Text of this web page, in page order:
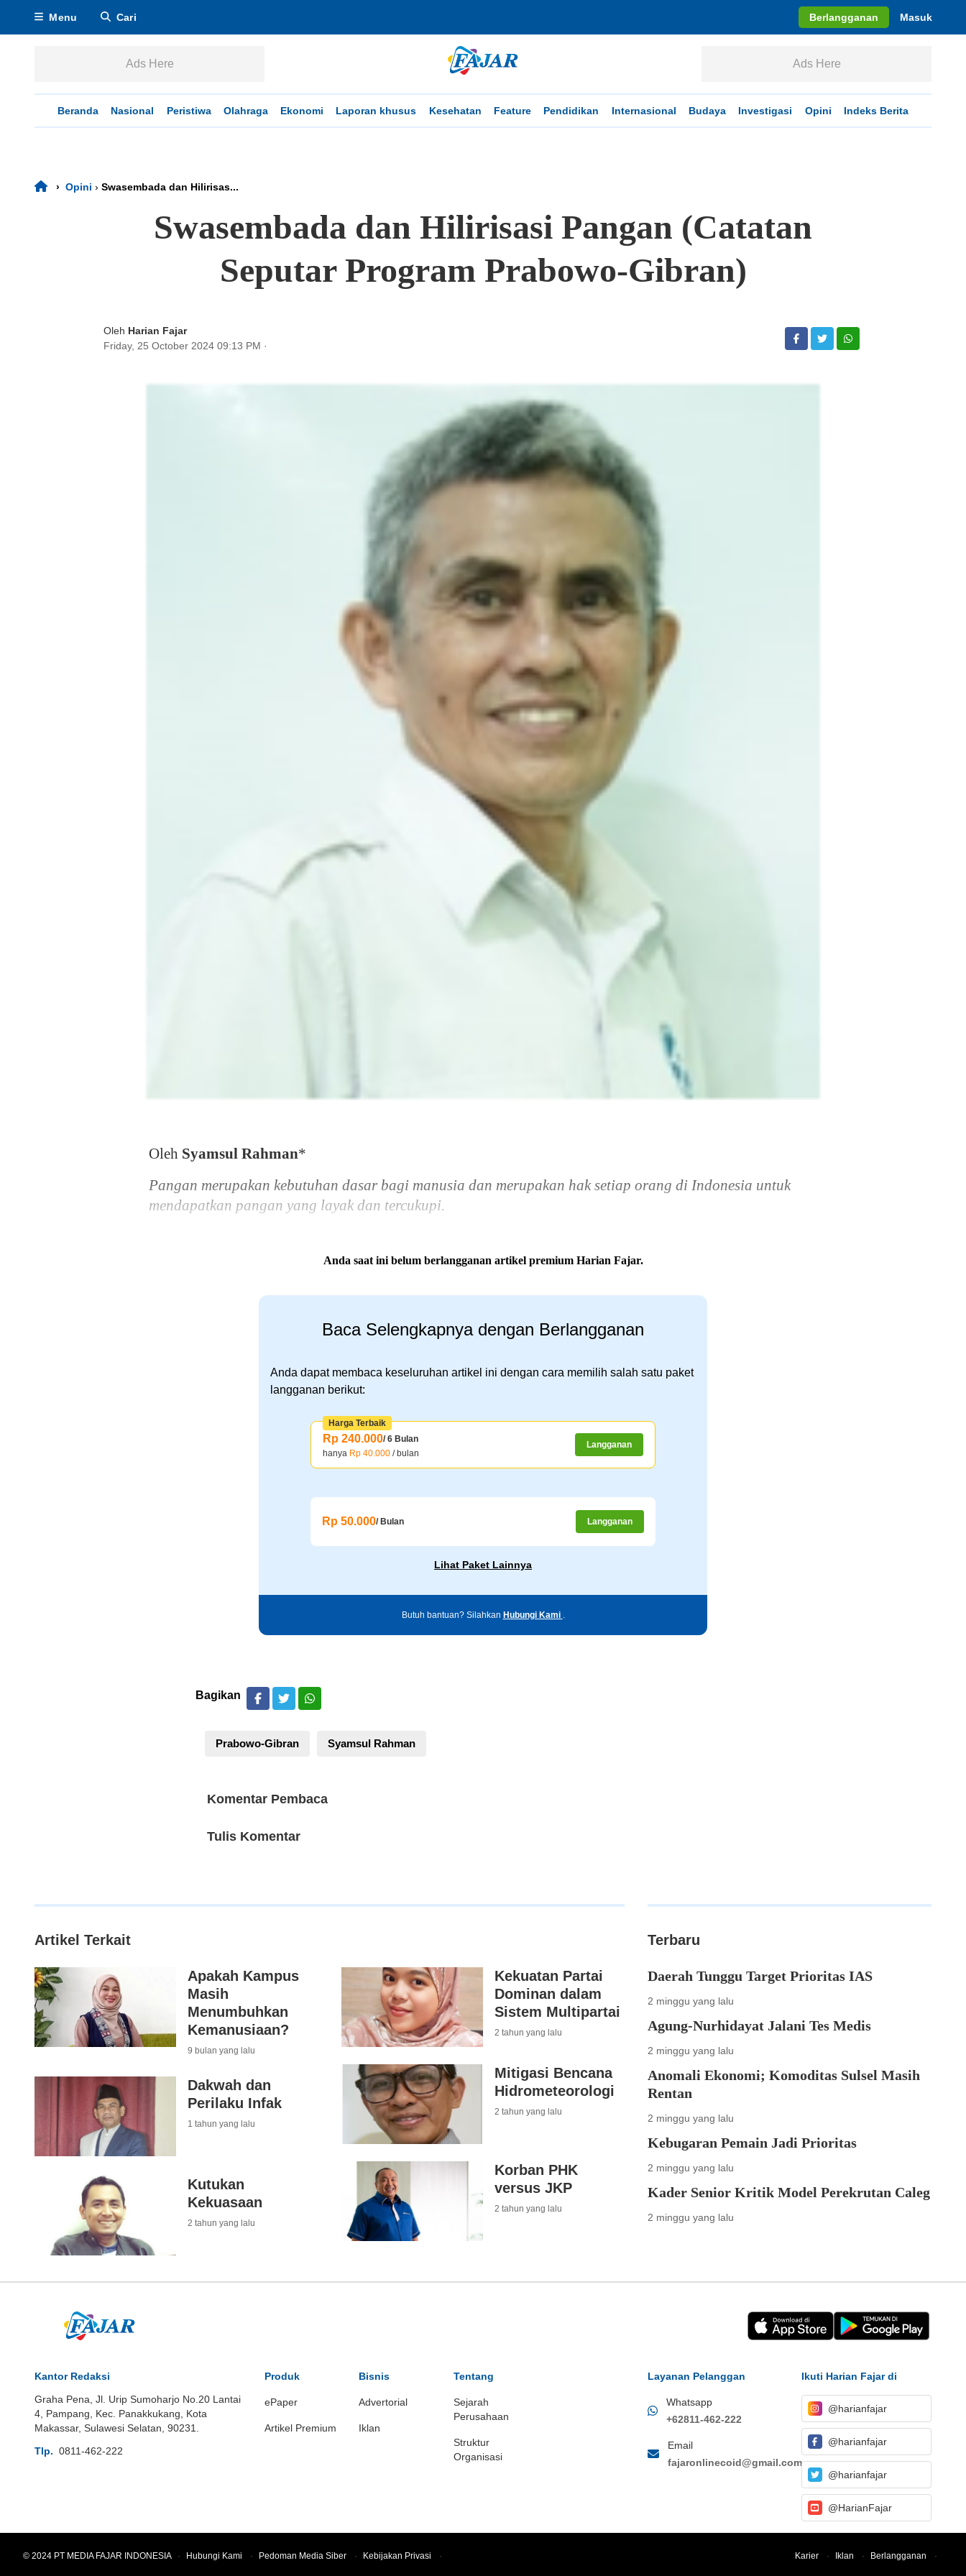
Menu Cari Berlangganan Masuk
Ads Here Ads Here
Beranda Nasional Peristiwa Olahraga Ekonomi Laporan khusus Kesehatan Feature Pendidikan Internasional Budaya Investigasi Opini Indeks Berita
› Opini › Swasembada dan Hilirisas...
Swasembada dan Hilirisasi Pangan (Catatan
Seputar Program Prabowo-Gibran)
Oleh Harian Fajar
Friday, 25 October 2024 09:13 PM ·
Oleh Syamsul Rahman*
Pangan merupakan kebutuhan dasar bagi manusia dan merupakan hak setiap orang di Indonesia untuk
mendapatkan pangan yang layak dan tercukupi.
Anda saat ini belum berlangganan artikel premium Harian Fajar.
Baca Selengkapnya dengan Berlangganan
Anda dapat membaca keseluruhan artikel ini dengan cara memilih salah satu paket
langganan berikut:
Rp 240.000/ 6 Bulan
hanya Rp 40.000 / bulan
Langganan
Harga Terbaik
Rp 50.000/ Bulan Langganan
Lihat Paket Lainnya
Butuh bantuan? Silahkan Hubungi Kami .
Bagikan
Prabowo-Gibran Syamsul Rahman
Komentar Pembaca
Tulis Komentar
Artikel Terkait
Apakah Kampus
Masih
Menumbuhkan
Kemanusiaan?
9 bulan yang lalu
Dakwah dan
Perilaku Infak
1 tahun yang lalu
Kutukan
Kekuasaan
2 tahun yang lalu
Kekuatan Partai
Dominan dalam
Sistem Multipartai
2 tahun yang lalu
Mitigasi Bencana
Hidrometeorologi
2 tahun yang lalu
Korban PHK
versus JKP
2 tahun yang lalu
Terbaru
Daerah Tunggu Target Prioritas IAS
2 minggu yang lalu
Agung-Nurhidayat Jalani Tes Medis
2 minggu yang lalu
Anomali Ekonomi; Komoditas Sulsel Masih
Rentan
2 minggu yang lalu
Kebugaran Pemain Jadi Prioritas
2 minggu yang lalu
Kader Senior Kritik Model Perekrutan Caleg
2 minggu yang lalu
Kantor Redaksi
Graha Pena, Jl. Urip Sumoharjo No.20 Lantai
4, Pampang, Kec. Panakkukang, Kota
Makassar, Sulawesi Selatan, 90231.
Tlp. 0811-462-222
Produk
ePaper
Artikel Premium
Bisnis
Advertorial
Iklan
Tentang
Sejarah
Perusahaan
Struktur
Organisasi
Layanan Pelanggan
Whatsapp
+62811-462-222
Email
fajaronlinecoid@gmail.com
Ikuti Harian Fajar di
@harianfajar
@harianfajar
@harianfajar
@HarianFajar
© 2024 PT MEDIA FAJAR INDONESIA · Hubungi Kami · Pedoman Media Siber · Kebijakan Privasi · Karier · Iklan · Berlangganan ·